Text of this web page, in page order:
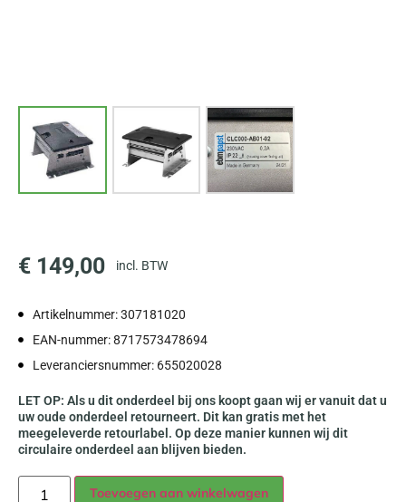
€ 149,00 incl. BTW
Artikelnummer: 307181020
EAN-nummer: 8717573478694
Leveranciersnummer: 655020028
LET OP: Als u dit onderdeel bij ons koopt gaan wij er vanuit dat u
uw oude onderdeel retourneert. Dit kan gratis met het
meegeleverde retourlabel. Op deze manier kunnen wij dit
circulaire onderdeel aan blijven bieden.
Toevoegen aan winkelwagen